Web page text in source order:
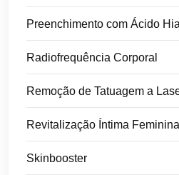
Preenchimento com Ácido
Radiofrequência Corporal
Remoção de Tatuagem a
Revitalização Íntima Feminina
Skinbooster